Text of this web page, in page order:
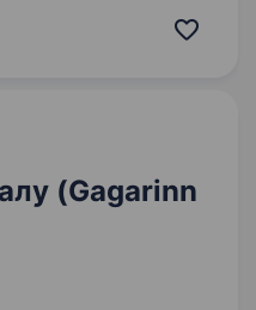
тобі близька ідея
(Gagarinn